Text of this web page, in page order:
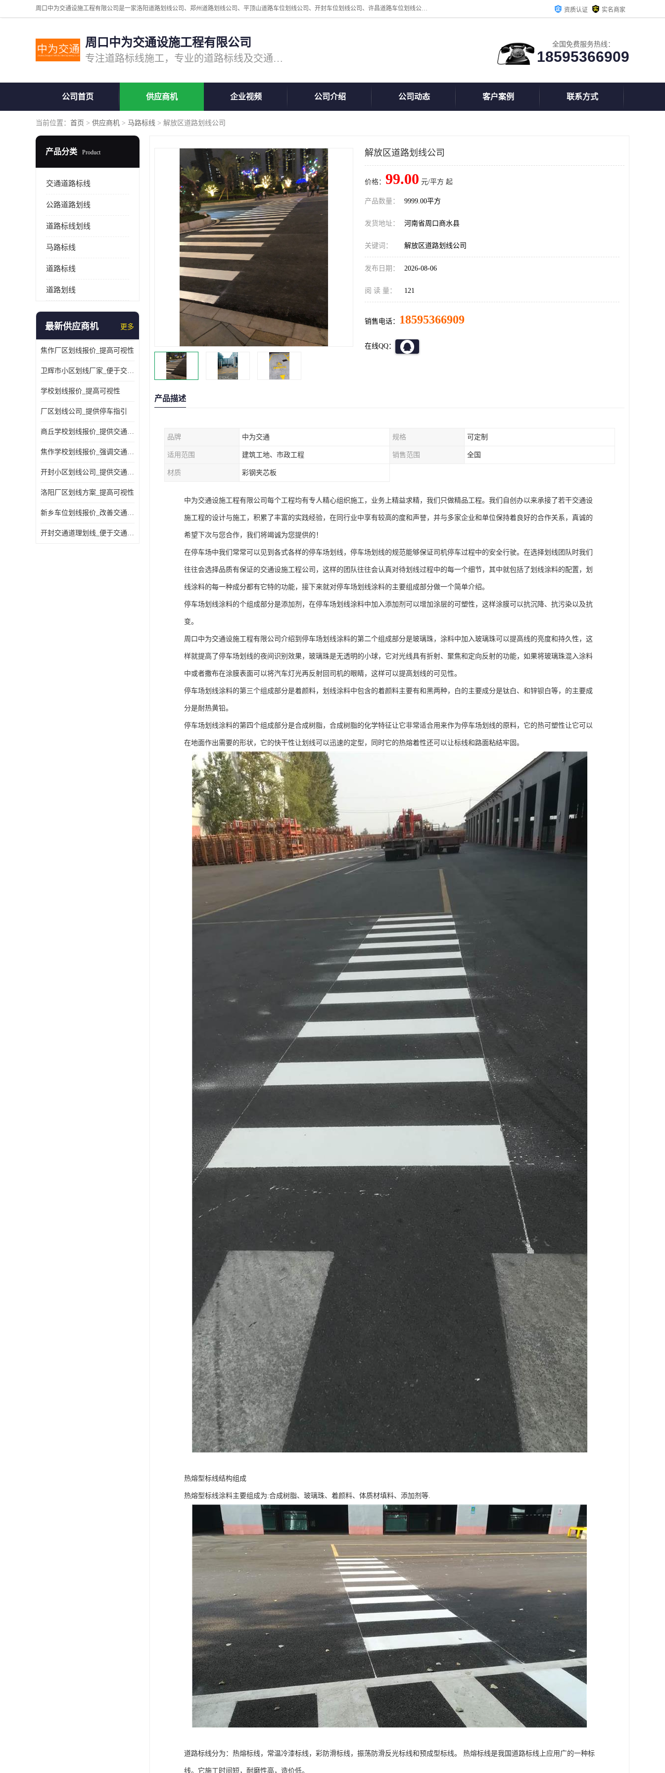
周口中为交通设施工程有限公司是一家洛阳道路划线公司、郑州道路划线公司、平顶山道路车位划线公司、开封车位划线公司、许昌道路车位划线公司、漯河道路车位划线公司，公司始终坚持“诚信、匠心、专注”的宗旨；我们的经营理念是：的服务。 资质认证 实名商家
周口中为交通设施工程有限公司
专注道路标线施工，专业的道路标线及交通设施施工服务商!
全国免费服务热线：
18595366909
公司首页 供应商机 企业视频 公司介绍 公司动态 客户案例 联系方式
当前位置： 首页 > 供应商机 > 马路标线 > 解放区道路划线公司
产品分类 Product
交通道路标线
公路道路划线
道路标线划线
马路标线
道路标线
道路划线
最新供应商机 更多
焦作厂区划线报价_提高可视性
卫辉市小区划线厂家_便于交通管理
学校划线报价_提高可视性
厂区划线公司_提供停车指引
商丘学校划线报价_提供交通信息
焦作学校划线报价_强调交通规则
开封小区划线公司_提供交通信息
洛阳厂区划线方案_提高可视性
新乡车位划线报价_改善交通效率
开封交通道理划线_便于交通管理
解放区道路划线公司
价格： 99.00 元/平方 起
产品数量： 9999.00平方
发货地址： 河南省周口商水县
关键词： 解放区道路划线公司
发布日期： 2026-08-06
阅 读 量： 121
销售电话： 18595366909
在线QQ：
产品描述
品牌 中为交通 规格 可定制
适用范围 建筑工地、市政工程 销售范围 全国
材质 彩钢夹芯板
中为交通设施工程有限公司每个工程均有专人精心组织施工，业务上精益求精，我们只做精品工程。我们自创办以来承接了若干交通设
施工程的设计与施工，积累了丰富的实践经验，在同行业中享有较高的度和声誉，并与多家企业和单位保持着良好的合作关系，真诚的
希望下次与您合作，我们将竭诚为您提供的！
在停车场中我们常常可以见到各式各样的停车场划线，停车场划线的规范能够保证司机停车过程中的安全行驶。在选择划线团队时我们
往往会选择品质有保证的交通设施工程公司，这样的团队往往会认真对待划线过程中的每一个细节，其中就包括了划线涂料的配置，划
线涂料的每一种成分都有它特的功能，接下来就对停车场划线涂料的主要组成部分做一个简单介绍。
停车场划线涂料的个组成部分是添加剂，在停车场划线涂料中加入添加剂可以增加涂层的可塑性，这样涂膜可以抗沉降、抗污染以及抗
变。
周口中为交通设施工程有限公司介绍到停车场划线涂料的第二个组成部分是玻璃珠，涂料中加入玻璃珠可以提高线的亮度和持久性，这
样就提高了停车场划线的夜间识别效果，玻璃珠是无透明的小球，它对光线具有折射、聚焦和定向反射的功能，如果将玻璃珠混入涂料
中或者撒布在涂膜表面可以将汽车灯光再反射回司机的眼睛，这样可以提高划线的可见性。
停车场划线涂料的第三个组成部分是着颜料，划线涂料中包含的着颜料主要有和黑两种，白的主要成分是钛白、和锌钡白等，的主要成
分是耐热黄铅。
停车场划线涂料的第四个组成部分是合成树脂，合成树脂的化学特征让它非常适合用来作为停车场划线的原料，它的热可塑性让它可以
在地面作出需要的形状，它的快干性让划线可以迅速的定型，同时它的热熔着性还可以让标线和路面粘结牢固。
热熔型标线结构组成
热熔型标线涂料主要组成为:合成树脂、玻璃珠、着颜料、体质材填料、添加剂等.
道路标线分为：热熔标线，常温冷漆标线，彩防滑标线，振荡防滑反光标线和预成型标线。 热熔标线是我国道路标线上应用广的一种标
线。它施工时间短，耐磨性高，造价低。